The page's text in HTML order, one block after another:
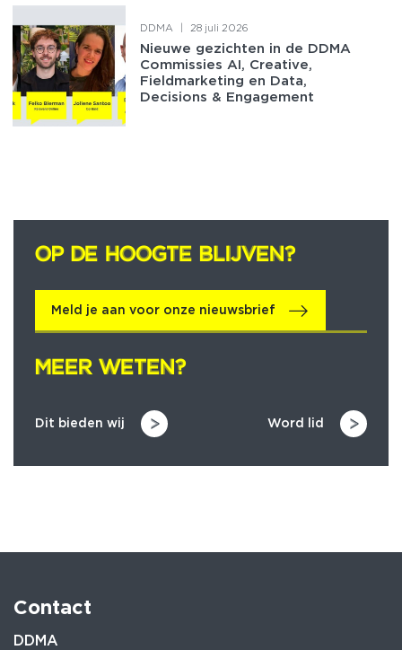
DDMA | 28 juli 2026
Nieuwe gezichten in de DDMA
Commissies AI, Creative,
Fieldmarketing en Data,
Decisions & Engagement
OP DE HOOGTE BLIJVEN?
OP DE HOOGTE BLIJVEN?
Meld je aan voor onze nieuwsbrief
MEER WETEN?
MEER WETEN?
Dit bieden wij Word lid
Contact
DDMA